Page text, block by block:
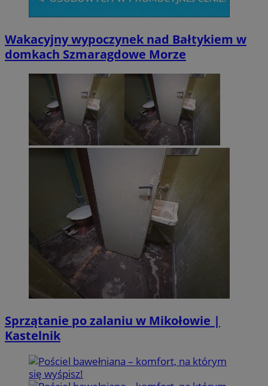
Wakacyjny wypoczynek nad Bałtykiem w
domkach Szmaragdowe Morze
Sprzątanie po zalaniu w Mikołowie |
Kastelnik